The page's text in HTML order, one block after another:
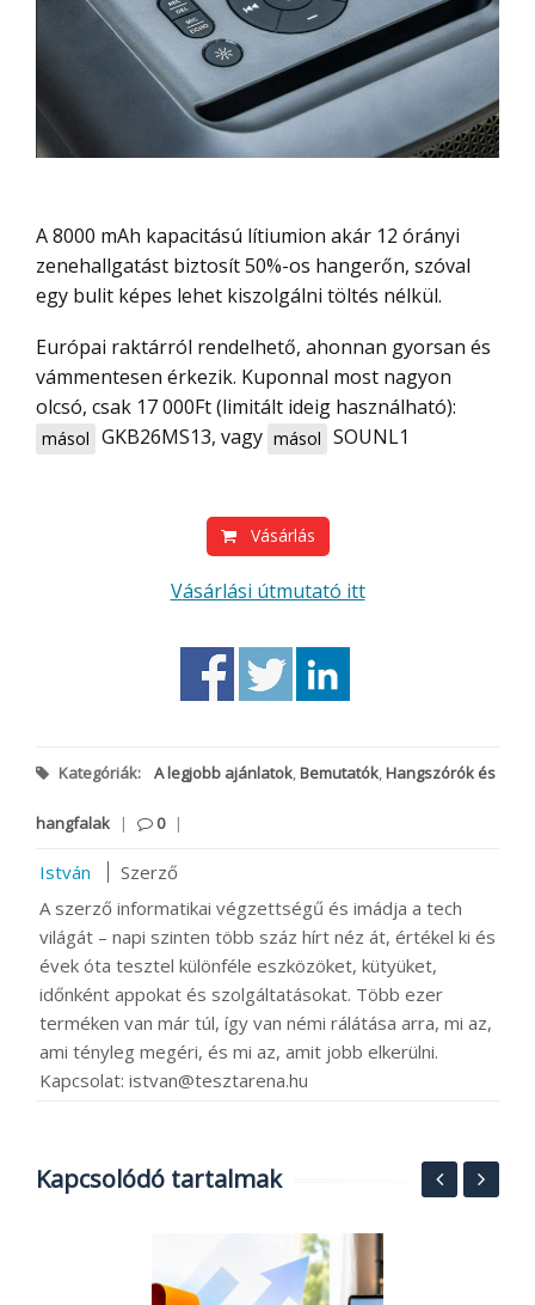
A 8000 mAh kapacitású lítiumion akár 12 órányi
zenehallgatást biztosít 50%-os hangerőn, szóval
egy bulit képes lehet kiszolgálni töltés nélkül.
Európai raktárról rendelhető, ahonnan gyorsan és
vámmentesen érkezik. Kuponnal most nagyon
olcsó, csak 17 000Ft (limitált ideig használható):
másol GKB26MS13, vagy másol SOUNL1
Vásárlás
Vásárlási útmutató itt
Kategóriák: A legjobb ajánlatok,Bemutatók,Hangszórók és
hangfalak | 0 |
István
Szerző
A szerző informatikai végzettségű és imádja a tech
világát – napi szinten több száz hírt néz át, értékel ki és
évek óta tesztel különféle eszközöket, kütyüket,
időnként appokat és szolgáltatásokat. Több ezer
terméken van már túl, így van némi rálátása arra, mi az,
ami tényleg megéri, és mi az, amit jobb elkerülni.
Kapcsolat: istvan@tesztarena.hu
Kapcsolódó tartalmak